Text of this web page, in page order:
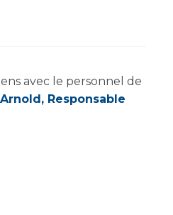
avec le personnel de
Responsable